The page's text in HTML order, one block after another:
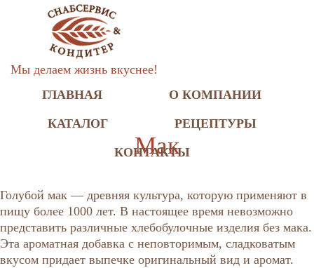
Мы делаем жизнь вкуснее!
ГЛАВНАЯ
О КОМПАНИИ
КАТАЛОГ РЕЦЕПТУРЫ
КОНТАКТЫ
Мак
Голубой мак — древняя культура, которую применяют в
пищу более 1000 лет. В настоящее время невозможно
представить различные хлебобулочные изделия без мака.
Эта ароматная добавка с неповторимым, сладковатым
вкусом придает выпечке оригинальный вид и аромат.